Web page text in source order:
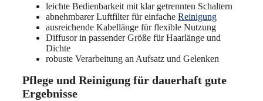
leichte Bedienbarkeit mit klar getrennten Schaltern
abnehmbarer Luftfilter für einfache Reinigung
ausreichende Kabellänge für flexible Nutzung
Diffusor in passender Größe für Haarlänge und
Dichte
robuste Verarbeitung an Aufsatz und Gelenken
Pflege und Reinigung für dauerhaft gute
Ergebnisse